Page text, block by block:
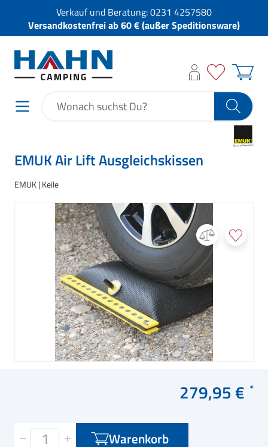
Verkauf und Beratung:0231 4257580
Versandkostenfrei ab 60 € (außer Speditionsware)
EMUK Air Lift Ausgleichskissen
EMUK Keile
279,95 €
Warenkorb